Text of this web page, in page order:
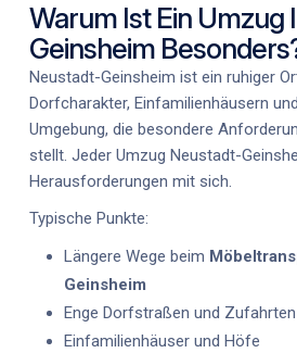
Warum Ist Ein Umzug
Geinsheim
Neustadt-Geinsheim ist ein ruhiger
Dorfcharakter, Einfamilienhäusern
Umgebung, die besondere
stellt. Jeder Umzug Neustadt-
Herausforderungen mit sich.
Typische Punkte:
Längere Wege beim
Geinsheim
Enge Dorfstraßen und Zufahrten
Einfamilienhäuser und Höfe